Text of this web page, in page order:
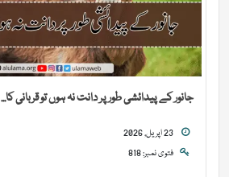
جانور کے پیدائشی طور پر دانت نہ ہوں تو قربانی کا...
فتوی نمبر: 818